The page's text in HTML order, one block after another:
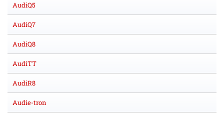
AudiQ5
AudiQ7
AudiQ8
AudiTT
AudiR8
Audie-tron